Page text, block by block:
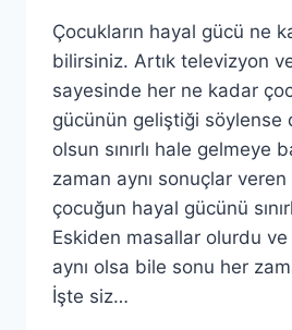
Çocukların hayal gücü ne
bilirsiniz. Artık televizyon
sayesinde her ne kadar
gücünün geliştiği söylense
olsun sınırlı hale gelmeye
zaman aynı sonuçlar
çocuğun hayal gücünü
Eskiden masallar olurdu
aynı olsa bile sonu her
İşte siz…